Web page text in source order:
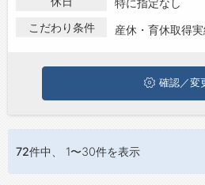
転職・採用コラム
第二新卒から50代・60代以上の方の
富士見町で産休・育休取得実績あり
る方は、ぜひ興味のある職種に応募
特に指定なし
こだわり条件
産休・育休取得実
確認／変
72件中、 1〜30件を表示